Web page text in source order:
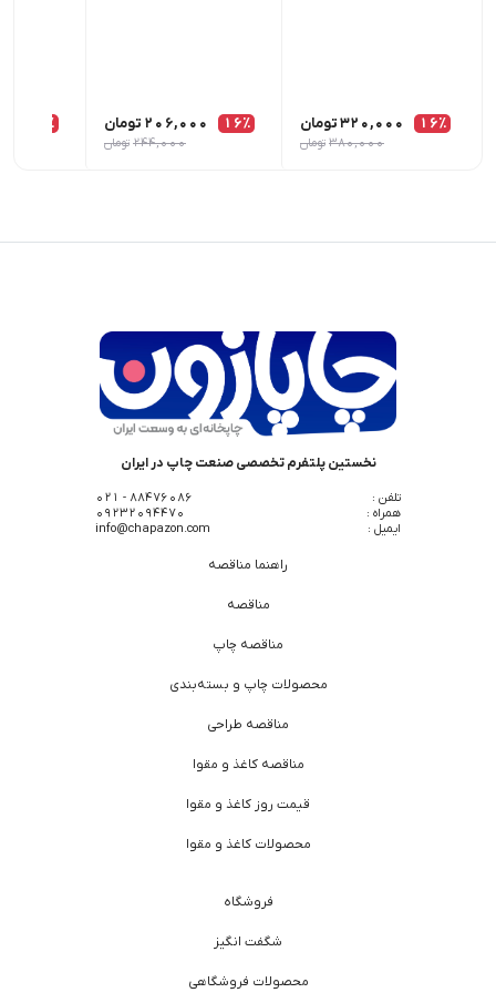
16٪ 320,000تومان
380,000 تومان
16٪ 206,000 تومان
244,000 تومان
15٪
نخستین پلتفرم تخصصی صنعت چاپ در ایران
تلفن :
88476086 - 021
همراه :
09232094470
ایمیل :
info@chapazon.com
راهنما مناقصه
مناقصه
مناقصه چاپ
محصولات چاپ و بسته‌بندی
مناقصه طراحی
مناقصه کاغذ و مقوا
قیمت روز کاغذ و مقوا
محصولات کاغذ و مقوا
فروشگاه
شگفت انگیز
محصولات فروشگاهی